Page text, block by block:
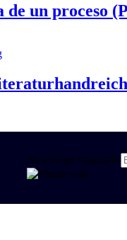
un proceso
Newsletter Spanisch